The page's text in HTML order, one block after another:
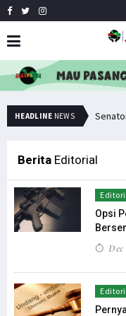
HEADLINE NEWS Senator Filep: Miras Jelas Sumbang Angka Kematian di Papua
Berita Editorial
Opsi